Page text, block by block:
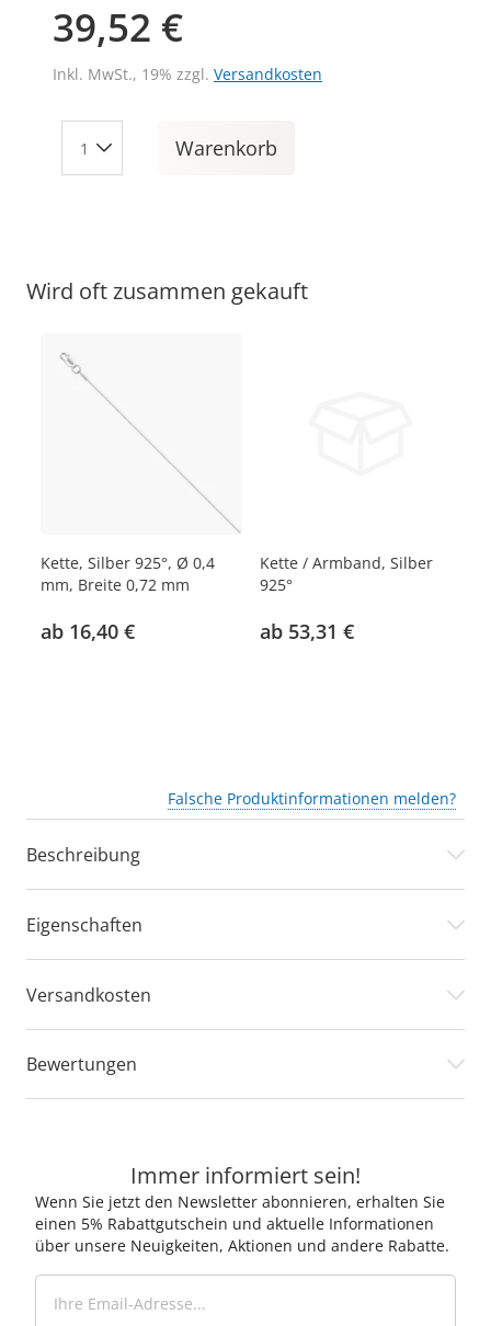
39,52 €
Inkl. MwSt., 19% zzgl. Versandkosten
Warenkorb
Wird oft zusammen gekauft
Kette, Silber 925°, Ø 0,4
mm, Breite 0,72 mm
ab 16,40 €
Kette / Armband, Silber
925°
ab 53,31 €
Falsche Produktinformationen melden?
Beschreibung
Eigenschaften
Versandkosten
Bewertungen
Immer informiert sein!
Wenn Sie jetzt den Newsletter abonnieren, erhalten Sie
einen 5% Rabattgutschein und aktuelle Informationen
über unsere Neuigkeiten, Aktionen und andere Rabatte.